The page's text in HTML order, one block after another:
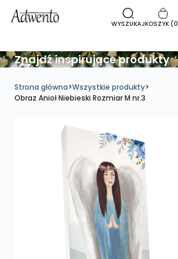
WYSZUKAJKOSZYK (0
Znajdź inspirujące produkty
Strona główna>Wszystkie produkty>
Obraz Anioł Niebieski Rozmiar M nr.3